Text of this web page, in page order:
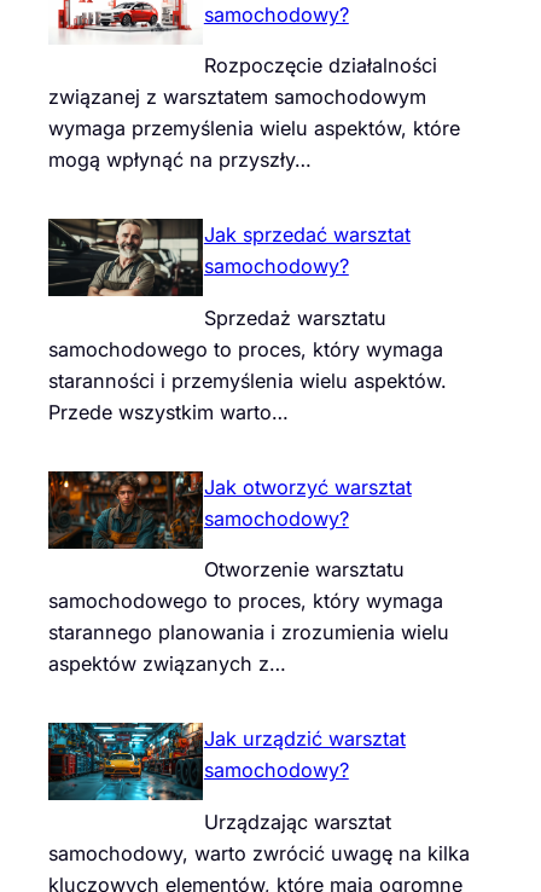
samochodowy?
Rozpoczęcie działalności
związanej z warsztatem samochodowym
wymaga przemyślenia wielu aspektów, które
mogą wpłynąć na przyszły…
Jak sprzedać warsztat
samochodowy?
Sprzedaż warsztatu
samochodowego to proces, który wymaga
staranności i przemyślenia wielu aspektów.
Przede wszystkim warto…
Jak otworzyć warsztat
samochodowy?
Otworzenie warsztatu
samochodowego to proces, który wymaga
starannego planowania i zrozumienia wielu
aspektów związanych z…
Jak urządzić warsztat
samochodowy?
Urządzając warsztat
samochodowy, warto zwrócić uwagę na kilka
kluczowych elementów, które mają ogromne